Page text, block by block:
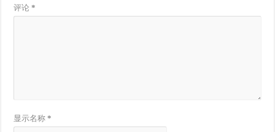
评论*
显示名称*